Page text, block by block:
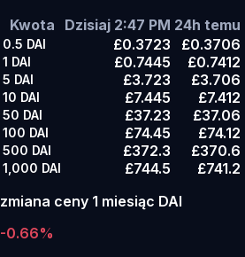
Kwota
Dzisiaj 2:47 PM 24h temu
0.5 DAI £0.3723 £0.3706
1 DAI £0.7445 £0.7412
5 DAI £3.723 £3.706
10 DAI £7.445 £7.412
50 DAI £37.23 £37.06
100 DAI £74.45 £74.12
500 DAI £372.3 £370.6
1,000 DAI £744.5
£741.2
zmiana ceny 1 miesiąc DAI
-0.66%